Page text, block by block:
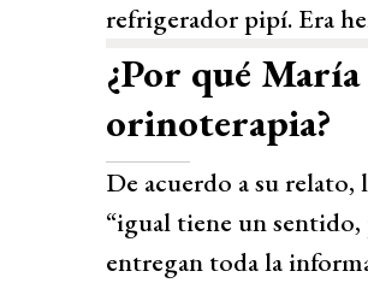
refrigerador pipí. Era
¿Por qué
orinoterapia?
De acuerdo a su
“igual tiene un sentido,
entregan toda la